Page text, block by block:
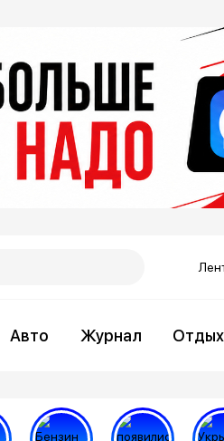
Авто Журнал Отдых